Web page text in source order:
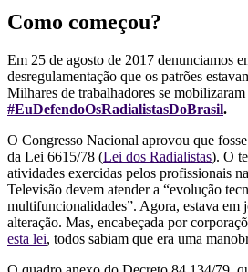
Como começou?
Em 25 de agosto de 2017 denunciamos
desregulamentação que os patrões
Milhares de trabalhadores se
#EuDefendoOsRadialistasDoBrasil.
O Congresso Nacional aprovou que
da Lei 6615/78 (Lei dos Radialistas). O
atividades exercidas pelos profissionais
Televisão devem atender a “evolução
multifuncionalidades”. Agora, estava em
alteração. Mas, encabeçada por
esta lei, todos sabiam que era uma